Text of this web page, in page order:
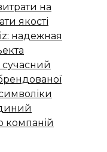
на
якості
надежная
компаній